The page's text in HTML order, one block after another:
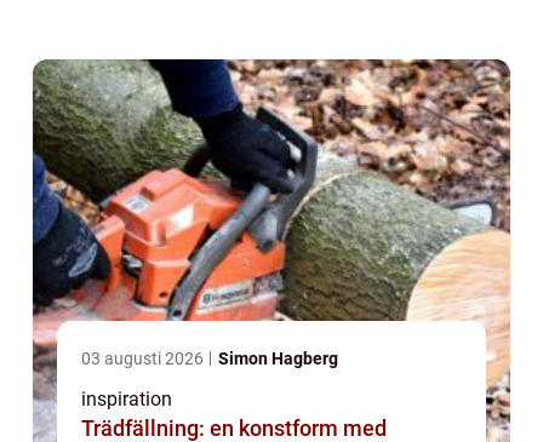
03 augusti 2026 Simon Hagberg
inspiration
Trädfällning: en konstform med